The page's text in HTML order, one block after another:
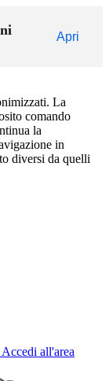
Apri
La
comando
la
in
diversi da quelli
Accedi all'area